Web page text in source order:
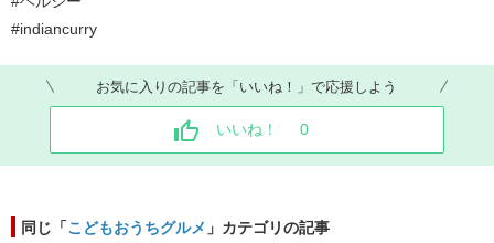
#indiancurry
お気に入りの記事を「いいね！」で応援しよう
いいね！ 0
同じ「こどもおうちグルメ 」カテゴリの記事